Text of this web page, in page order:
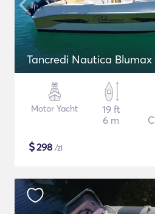
Tancredi Nautica Blumax
Motor Yacht
19 ft
6 m
$298 /zi